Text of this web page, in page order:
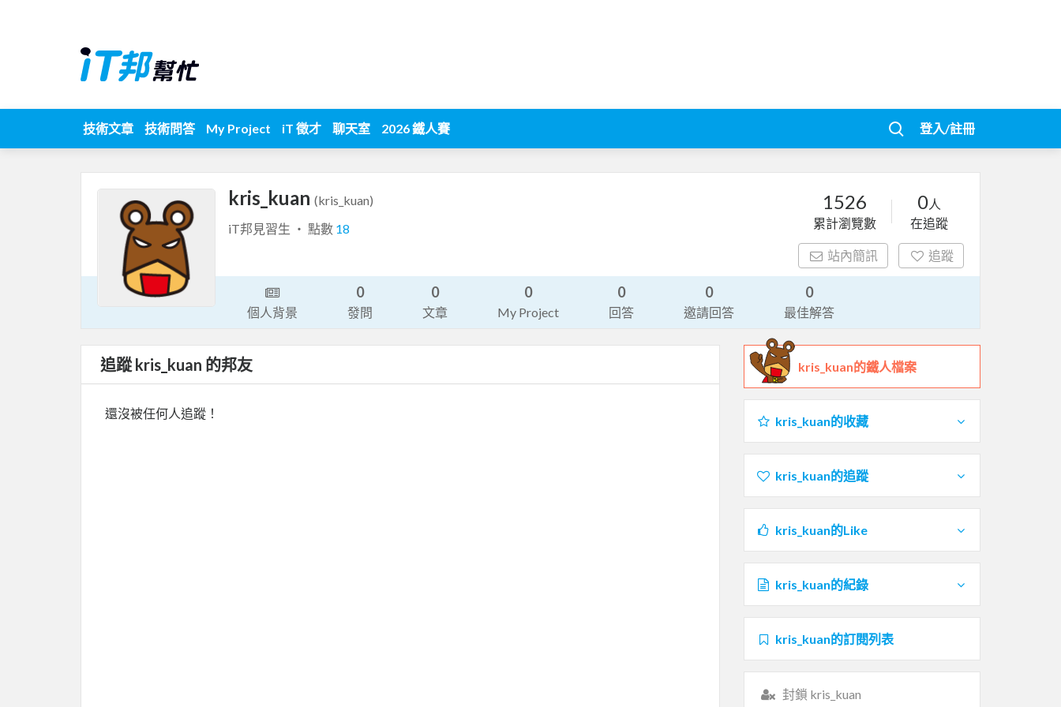
技術文章 技術問答 My Project iT 徵才 聊天室 2026 鐵人賽 登入/註冊
kris_kuan (kris_kuan)
iT邦見習生 ‧ 點數 18
1526
累計瀏覽數
0人
在追蹤
站內簡訊 追蹤
個人背景
0
發問
0
文章
0
My Project
0
回答
0
邀請回答
0
最佳解答
追蹤 kris_kuan 的邦友
還沒被任何人追蹤！
kris_kuan的鐵人檔案
kris_kuan的收藏
kris_kuan的追蹤
kris_kuan的Like
kris_kuan的紀錄
kris_kuan的訂閱列表
封鎖 kris_kuan